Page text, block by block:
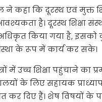
ने कहा कि दूरस्थ एवं मुक्त
है। दूरस्थ शिक्षा
अधिकृत किया गया है,
के रूप में कार्य कर सके।
में उच्च शिक्षा पहुंचाने का
के लिए सहायक
दिए हैं। शेष विषयों के